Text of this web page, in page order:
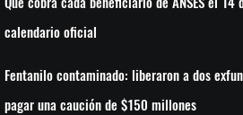
calendario oficial
Fentanilo contaminado: liberaron a dos
pagar una caución de $150 millones